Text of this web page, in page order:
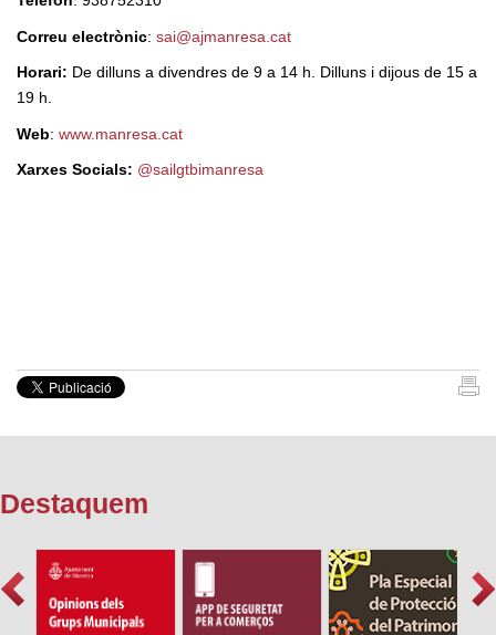
Correu electrònic: sai@ajmanresa.cat
Horari: De dilluns a divendres de 9 a 14 h. Dilluns i dijous de 15 a
19 h.
Web: www.manresa.cat
Xarxes Socials: @sailgtbimanresa
Destaquem